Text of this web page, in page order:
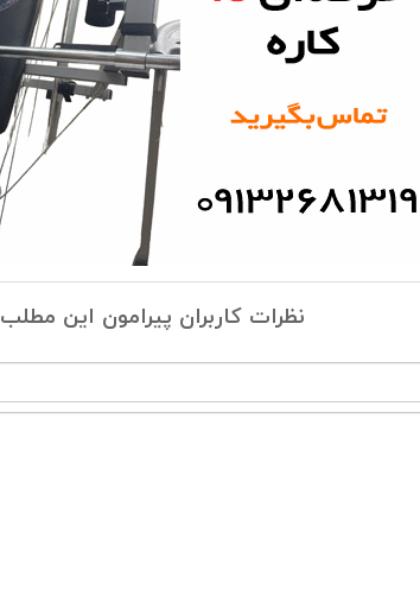
نظرات کاربران پیرامون این مطلب